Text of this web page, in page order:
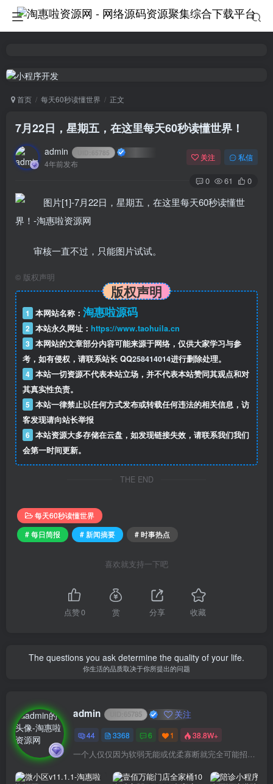
首页 每天60秒读懂世界 正文
7月22日，星期五，在这里每天60秒读懂世界！
admin 65785
4年前发布
关注 私信
0 61 0
审核一直不过，只能图片试试。
© 版权声明
版权声明
1 本网站名称： 淘惠啦源码
2 本站永久网址： https://www.taohuila.cn
3 本网站的文章部分内容可能来源于网络，仅供大家学习与参
考，如有侵权，请联系站长 QQ258414014进行删除处理。
4 本站一切资源不代表本站立场，并不代表本站赞同其观点和对
其真实性负责。
5 本站一律禁止以任何方式发布或转载任何违法的相关信息，访
客发现请向站长举报
6 本站资源大多存储在云盘，如发现链接失效，请联系我们我们
会第一时间更新。
THE END
每天60秒读懂世界
# 每日简报
# 新闻摘要 # 时事热点
喜欢就支持一下吧
点赞0 赏 分享 收藏
The questions you ask determine the quality of your life.
你生活的品质取决于你所提出的问题
admin 65785 关注
44 3368 6 1 38.8W+
一个人仅仅因为软弱无能或优柔寡断就完全可能招致痛苦